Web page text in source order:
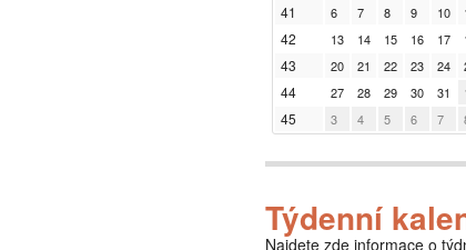
41 6 7 8 9 10
42 13 14 15 16 17
43 20 21 22 23 24
44 27 28 29 30 31
45 3 4 5 6 7
Týdenní
Najdete zde informace o